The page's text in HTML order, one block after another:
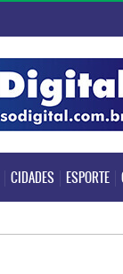
CIDADES ESPORTE